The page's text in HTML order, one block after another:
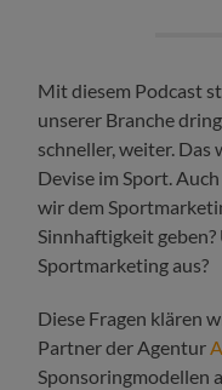
Mit diesem Podcast
unserer Branche
schneller, weiter. Das
Devise im Sport.
wir dem
Sinnhaftigkeit
Sportmarketing aus?
Diese Fragen klären
Partner der Agentur
Sponsoringmodellen